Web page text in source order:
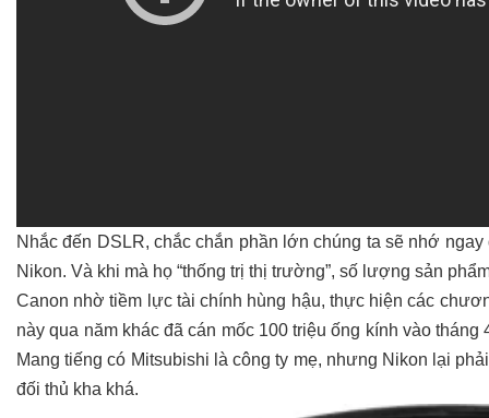
Nhắc đến DSLR, chắc chắn phần lớn chúng ta sẽ nhớ
Nikon. Và khi mà họ “thống trị thị trường”, số lượng sản
Canon nhờ tiềm lực tài chính hùng hậu, thực hiện các
này qua năm khác đã cán mốc 100 triệu ống kính vào
Mang tiếng có Mitsubishi là công ty mẹ, nhưng Nikon lại
đối thủ kha khá.